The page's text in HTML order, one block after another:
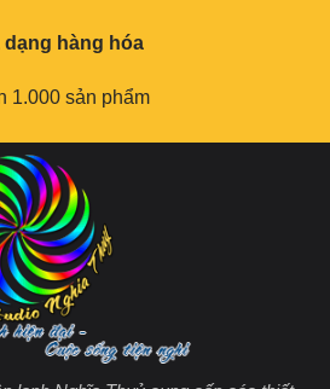
dạng hàng hóa
1.000 sản phẩm